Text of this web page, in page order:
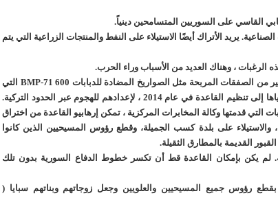
القاسي على السوريين المتسامحين دينياً.
يريد الأتراك أيضًا الاستيلاء على النفط والمنتجات الزراعية التي يتم
الرغبات ، وهناك العديد من الأسباب وراء الحرب.
يستفيد تجار الأسلحة الأمريكيون بشكل كبير من الصفقات المربحة مثل الصواريخ المضادة للدبابات 600 BMP-71 التي
هرعت وكالة المخابرات المركزية حاملة اياها إلى تنظيم القاعدة في عام 2014 ، لإعدادهم للهجوم عبر الحدود التركية.
التي قدمتها وكالة المخابرات المركزية ، تمكن إرهابيو القاعدة من اختراق
والاستيلاء على بلدة كسب الجميلة، وقطع رؤوس المسيحيين الذين كانوا
القديمة بالمطارق الثقيلة.
لم يكن بإمكان القاعدة قط أن تكسر خطوط الدفاع السورية بدون تلك
رؤوس جميع المسيحيين والعلويين وجعل زوجاتهم وبناتهم سبايا (